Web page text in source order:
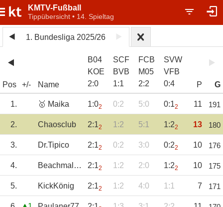
KMTV-Fußball
Tippübersicht • 14. Spieltag
1. Bundesliga 2025/26
Pos +/- Name
B04
KOE
2:0
SCF
BVB
1:1
FCB
M05
2:2
SVW
VFB
0:4 P G
1. 🥇 Maika 1:02 0:2 5:0 0:12 11 191
2. Chaosclub 2:12 1:2 5:1 1:22 13 180
3. Dr.Tipico 2:12 0:2 3:0 0:22 10 176
4. Beachmaltinho 2:12 1:2 2:0 1:22 10 175
5. KickKönig 2:12 1:2 4:0 1:1 7 171